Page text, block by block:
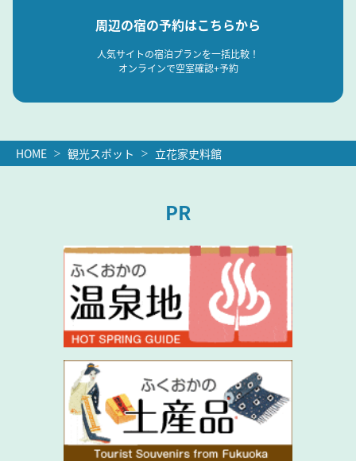
周辺の宿の予約はこちらから
人気サイトの宿泊プランを一括比較！
オンラインで空室確認+予約
HOME 観光スポット 立花家史料館
PR